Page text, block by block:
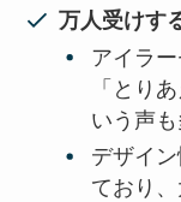
万人受けす
アイラ
「とり
いう声も
デザイ
ており